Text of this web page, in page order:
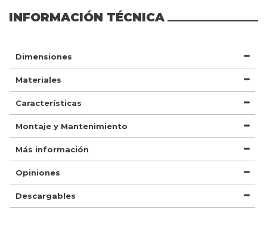
INFORMACIÓN TÉCNICA
Dimensiones
Materiales
Características
Montaje y Mantenimiento
Más información
Opiniones
Descargables